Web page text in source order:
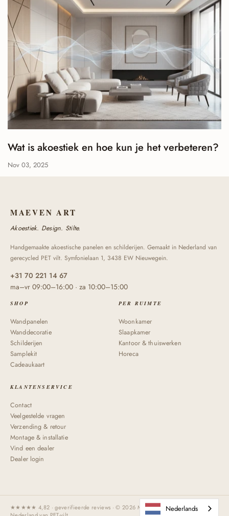
Wat is akoestiek en hoe kun je het verbeteren?
Nov 03, 2025
MAEVEN ART
Akoestiek. Design. Stilte.
Handgemaakte akoestische panelen en schilderijen. Gemaakt in Nederland van
gerecycled PET vilt. Symfonielaan 1, 3438 EW Nieuwegein.
+31 70 221 14 67
ma–vr 09:00–16:00 · za 10:00–15:00
SHOP
Wandpanelen
Wanddecoratie
Schilderijen
Samplekit
Cadeaukaart
PER RUIMTE
Woonkamer
Slaapkamer
Kantoor & thuiswerken
Horeca
KLANTENSERVICE
Contact
Veelgestelde vragen
Verzending & retour
Montage & installatie
Vind een dealer
Dealer login
★★★★★ 4,82 · geverifieerde reviews · © 2026 Maeven Art · Handgemaakt in
Nederlands